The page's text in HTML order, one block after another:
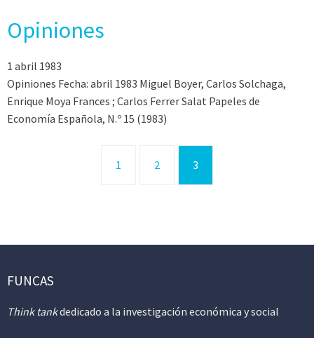
Opiniones
1 abril 1983
Opiniones Fecha: abril 1983 Miguel Boyer, Carlos Solchaga,
Enrique Moya Frances ; Carlos Ferrer Salat Papeles de
Economía Española, N.º 15 (1983)
1 2 3
FUNCAS
Think tankdedicado a la investigación económica y social